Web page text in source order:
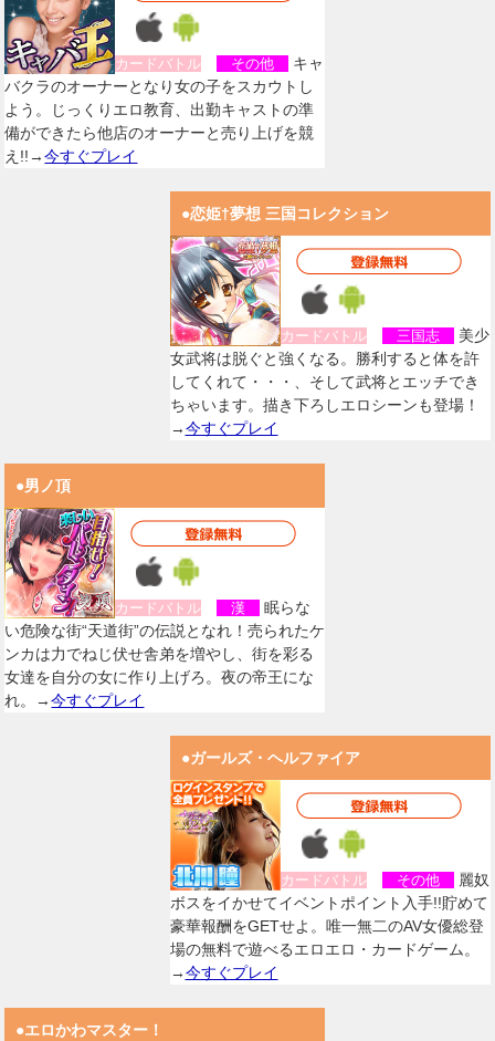
カードバトル その他
キャ
バクラのオーナーとなり女の子をスカウトし
よう。じっくりエロ教育、出勤キャストの準
備ができたら他店のオーナーと売り上げを競
え!!→今すぐプレイ
●恋姫†夢想 三国コレクション
カードバトル 三国志
美少
女武将は脱ぐと強くなる。勝利すると体を許
してくれて・・・、そして武将とエッチでき
ちゃいます。描き下ろしエロシーンも登場！
→今すぐプレイ
●男ノ頂
カードバトル 漢
眠らな
い危険な街“天道街”の伝説となれ！売られたケ
ンカは力でねじ伏せ舎弟を増やし、街を彩る
女達を自分の女に作り上げろ。夜の帝王にな
れ。→今すぐプレイ
●ガールズ・ヘルファイア
カードバトル その他
麗奴
ボスをイかせてイベントポイント入手!!貯めて
豪華報酬をGETせよ。唯一無二のAV女優総登
場の無料で遊べるエロエロ・カードゲーム。
→今すぐプレイ
●エロかわマスター！